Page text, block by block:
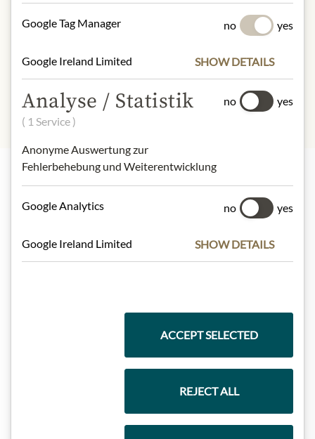
Barcelona/ Spain.
* Wir bitten um Verständnis, dass das
Produktdesign von der Abbildung
Google Tag Manager no yes
Google Ireland Limited SHOW DETAILS
Analyse / Statistik
( 1 Service )
Anonyme Auswertung zur
Fehlerbehebung und Weiterentwicklung
no yes
Google Analytics no yes
Google Ireland Limited SHOW DETAILS
ACCEPT SELECTED
REJECT ALL